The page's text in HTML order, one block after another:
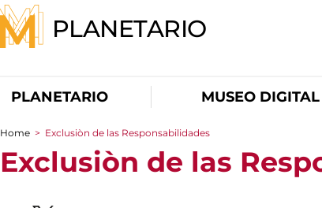
PLANETARIO
PLANETARIO MUSEO DIGITAL
You are here
Home > Exclusiòn de las Responsabilidades
Exclusiòn de las